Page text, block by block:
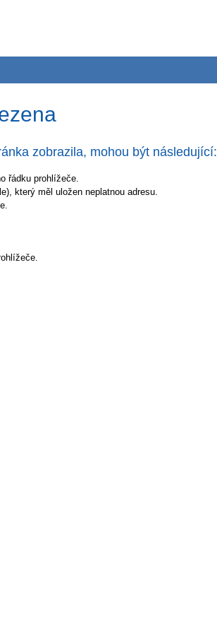
zobrazila, mohou být následující:
řádku prohlížeče.
který měl uložen neplatnou adresu.